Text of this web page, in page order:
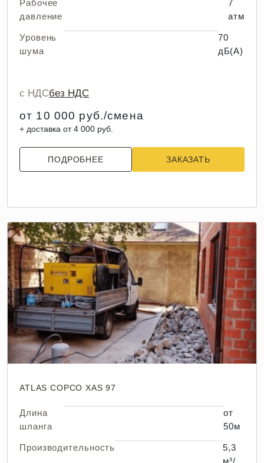
Рабочее
давление
7
атм
Уровень
шума
70
дБ(А)
с НДСбез НДС
от 10 000 руб./смена
+ доставка от 4 000 руб.
ПОДРОБНЕЕ ЗАКАЗАТЬ
ATLAS COPCO XAS 97
Длина
шланга
от
50м
Производительность
5,3